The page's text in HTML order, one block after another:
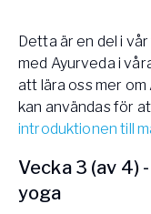
Pausa Smart
Yogobe för
Hotell & Konferens
Detta är en del i
med Ayurveda i
att lära oss mer
kan användas för
introduktionen till
Vecka 3 (av 4)
yoga